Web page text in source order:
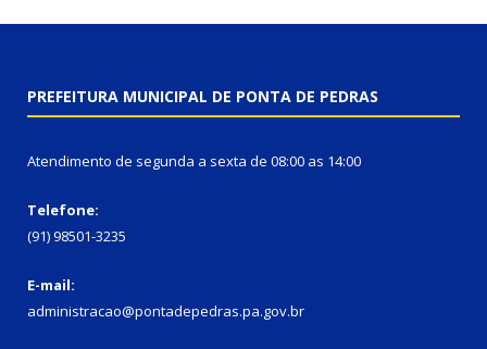
PREFEITURA MUNICIPAL DE PONTA DE PEDRAS
Atendimento de segunda a sexta de 08:00 as 14:00
Telefone:
(91) 98501-3235
E-mail:
administracao@pontadepedras.pa.gov.br